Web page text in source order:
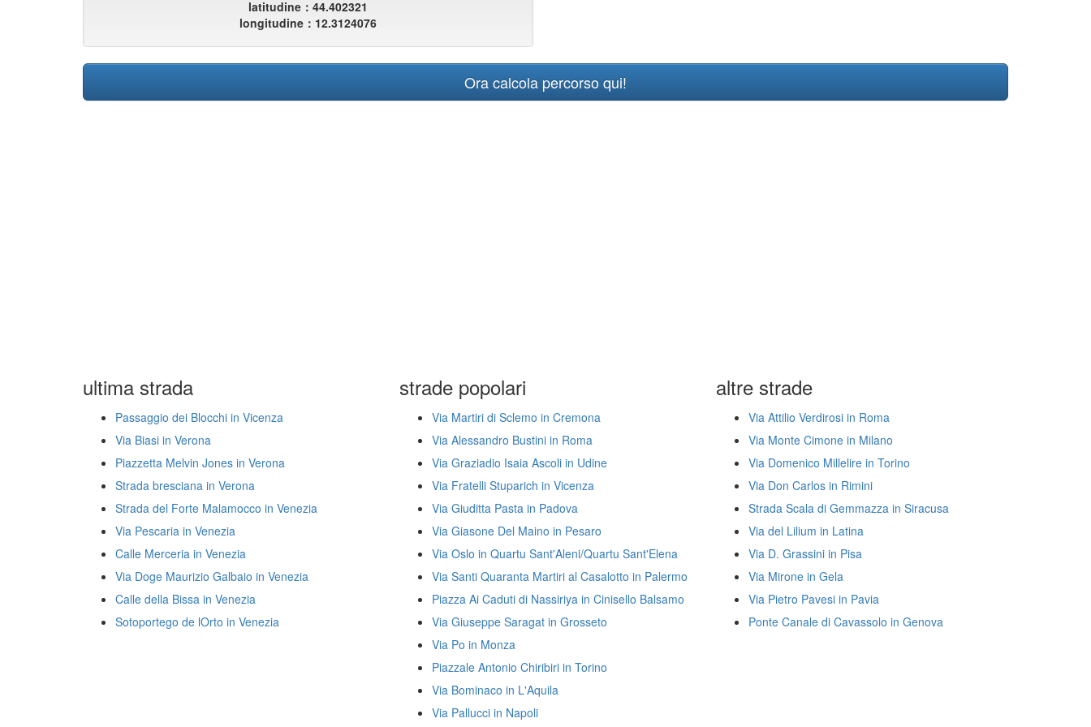
latitudine：44.402321
longitudine：12.3124076
Ora calcola percorso qui!
ultima strada
Passaggio dei Blocchi in Vicenza
Via Biasi in Verona
Piazzetta Melvin Jones in Verona
Strada bresciana in Verona
Strada del Forte Malamocco in Venezia
Via Pescaria in Venezia
Calle Merceria in Venezia
Via Doge Maurizio Galbaio in Venezia
Calle della Bissa in Venezia
Sotoportego de lOrto in Venezia
strade popolari
Via Martiri di Sclemo in Cremona
Via Alessandro Bustini in Roma
Via Graziadio Isaia Ascoli in Udine
Via Fratelli Stuparich in Vicenza
Via Giuditta Pasta in Padova
Via Giasone Del Maino in Pesaro
Via Oslo in Quartu Sant'Aleni/Quartu Sant'Elena
Via Santi Quaranta Martiri al Casalotto in Palermo
Piazza Ai Caduti di Nassiriya in Cinisello Balsamo
Via Giuseppe Saragat in Grosseto
Via Po in Monza
Piazzale Antonio Chiribiri in Torino
Via Bominaco in L'Aquila
Via Pallucci in Napoli
altre strade
Via Attilio Verdirosi in Roma
Via Monte Cimone in Milano
Via Domenico Millelire in Torino
Via Don Carlos in Rimini
Strada Scala di Gemmazza in Siracusa
Via del Lilium in Latina
Via D. Grassini in Pisa
Via Mirone in Gela
Via Pietro Pavesi in Pavia
Ponte Canale di Cavassolo in Genova